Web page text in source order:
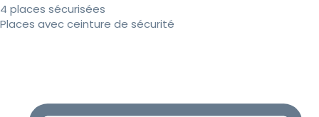
4 places sécurisées
Places avec ceinture de sécurité